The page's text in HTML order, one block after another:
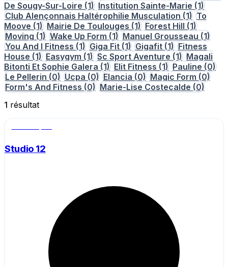
De Sougy-Sur-Loire (1) Institution Sainte-Marie (1)
Club Alençonnais Haltérophilie Musculation (1) To
Moove (1) Mairie De Toulouges (1) Forest Hill (1)
Moving (1) Wake Up Form (1) Manuel Grousseau (1)
You And I Fitness (1) Giga Fit (1) Gigafit (1) Fitness
House (1) Easygym (1) Sc Sport Aventure (1) Magali
Bitonti Et Sophie Galera (1) Elit Fitness (1) Pauline (0)
Le Pellerin (0) Ucpa (0) Elancia (0) Magic Form (0)
Form's And Fitness (0) Marie-Lise Costecalde (0)
1 résultat
Studio 12